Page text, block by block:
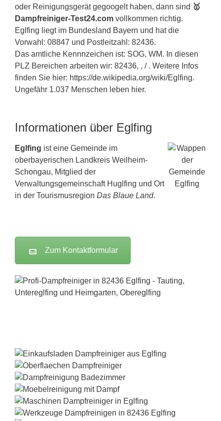
oder Reinigungsgerät gegoogelt haben, dann sind 🥇
Dampfreiniger-Test24.com vollkommen richtig.
Eglfing liegt im Bundesland Bayern und hat die
Vorwahl: 08847 und Postleitzahl: 82436.
Das amtliche Kennnzeichen ist: SOG, WM. In diesen
PLZ Bereichen arbeiten wir: 82436, , / . Weitere Infos
finden Sie hier: https://de.wikipedia.org/wiki/Eglfing.
Ungefähr 1.037 Menschen leben hier.
Informationen über Eglfing
Eglfing ist eine Gemeinde im
oberbayerischen Landkreis Weilheim-
Schongau, Mitglied der
Verwaltungsgemeinschaft Huglfing und Ort
in der Tourismusregion Das Blaue Land.
Zum Kontaktformular